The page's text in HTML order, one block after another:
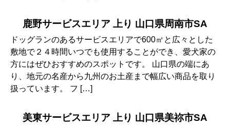
鹿野サービスエリア 上り 山口県周南市SA
ドッグランのあるサービスエリアで600㎡と広々とした
敷地で２４時間いつでも使用することができ、愛犬家の
方にはぜひおすすめのスポットです。 山口県の端にあ
り、地元の名産から九州のお土産まで幅広い商品を取り
扱っています。 フ […]
美東サービスエリア 上り 山口県美祢市SA